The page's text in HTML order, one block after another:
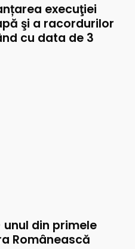
execuţiei
şi a racordurilor
cu data de 3
unul din primele
Românească